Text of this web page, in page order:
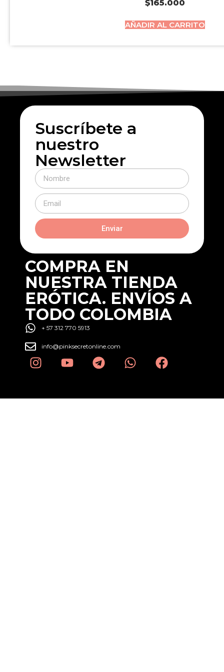
$165.000
AÑADIR AL CARRITO
Suscríbete a
nuestro
Newsletter
Enviar
COMPRA EN
NUESTRA TIENDA
ERÓTICA. ENVÍOS A
TODO COLOMBIA
+ 57 312 770 5913
info@pinksecretonline.com